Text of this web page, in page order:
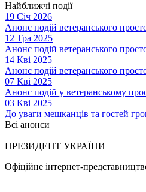
Найближчі події
19 Січ 2026
Анонс подій ветеранського
12 Тра 2025
Анонс подій ветеранського
14 Кві 2025
Анонс подій ветеранського
07 Кві 2025
Анонс подій у ветеранському
03 Кві 2025
До уваги мешканців та гостей
Всі анонси
ПРЕЗИДЕНТ УКРАЇНИ
Офіційне інтернет-